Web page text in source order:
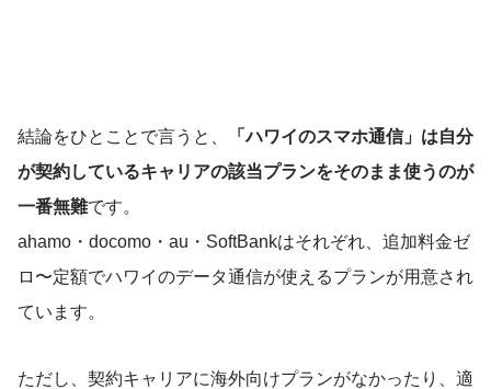
結論をひとことで言うと、
「ハワイのスマホ通信」は自分
が契約しているキャリアの該当プランをそのまま使うのが
一番無難です。
ahamo・docomo・au・SoftBankはそれぞれ、追加料金ゼ
ロ〜定額でハワイのデータ通信が使えるプランが用意され
ています。
ただし、契約キャリアに海外向けプランがなかったり、適